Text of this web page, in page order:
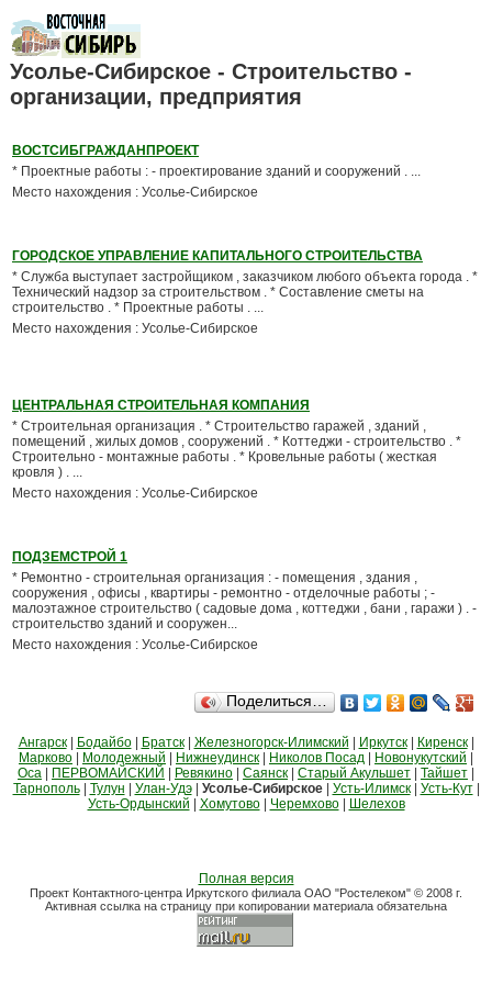
Усолье-Сибирское - Строительство -
организации, предприятия
ВОСТСИБГРАЖДАНПРОЕКТ
* Проектные работы : - проектирование зданий и сооружений . ...
Место нахождения : Усолье-Сибирское
ГОРОДСКОЕ УПРАВЛЕНИЕ КАПИТАЛЬНОГО СТРОИТЕЛЬСТВА
* Служба выступает застройщиком , заказчиком любого объекта города . *
Технический надзор за строительством . * Составление сметы на
строительство . * Проектные работы . ...
Место нахождения : Усолье-Сибирское
ЦЕНТРАЛЬНАЯ СТРОИТЕЛЬНАЯ КОМПАНИЯ
* Строительная организация . * Строительство гаражей , зданий ,
помещений , жилых домов , сооружений . * Коттеджи - строительство . *
Строительно - монтажные работы . * Кровельные работы ( жесткая
кровля ) . ...
Место нахождения : Усолье-Сибирское
ПОДЗЕМСТРОЙ 1
* Ремонтно - строительная организация : - помещения , здания ,
сооружения , офисы , квартиры - ремонтно - отделочные работы ; -
малоэтажное строительство ( садовые дома , коттеджи , бани , гаражи ) . -
строительство зданий и сооружен...
Место нахождения : Усолье-Сибирское
Поделиться…
Ангарск| Бодайбо| Братск| Железногорск-Илимский Иркутск| Киренск|
Марково
Молодежный Нижнеудинск Николов Посад Новонукутский
Оса
ПЕРВОМАЙСКИЙ Ревякино Саянск Старый Акульшет Тайшет
Тарнополь| Тулун Улан-Удэ| Усолье-Сибирское| Усть-Илимск| Усть-Кут|
Усть-Ордынский
Хомутово| Черемхово| Шелехов
Полная версия
Проект Контактного-центра Иркутского филиала ОАО "Ростелеком" © 2008 г.
Активная ссылка на страницу при копировании материала обязательна